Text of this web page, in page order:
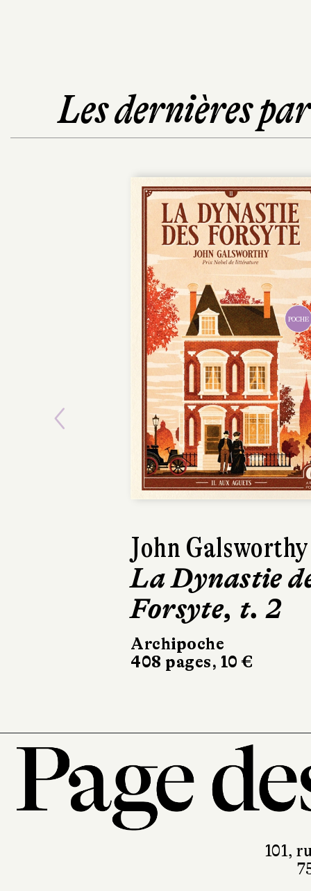
Les dernières
POCHE
John Galsworthy
La Dynastie
Forsyte, t. 2
Archipoche
408 pages, 10 €
Previous
101,